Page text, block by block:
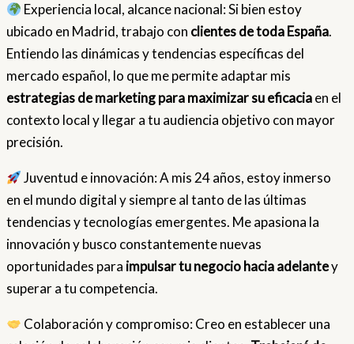
Experiencia local, alcance nacional: Si bien estoy
ubicado en Madrid, trabajo con clientes de toda España.
Entiendo las dinámicas y tendencias específicas del
mercado español, lo que me permite adaptar mis
estrategias de marketing para maximizar su eficaciaen el
contexto local y llegar a tu audiencia objetivo con mayor
precisión.
Juventud e innovación: A mis 24 años, estoy inmerso
en el mundo digital y siempre al tanto de las últimas
tendencias y tecnologías emergentes. Me apasiona la
innovación y busco constantemente nuevas
oportunidades para impulsar tu negocio hacia adelantey
superar a tu competencia.
Colaboración y compromiso: Creo en establecer una